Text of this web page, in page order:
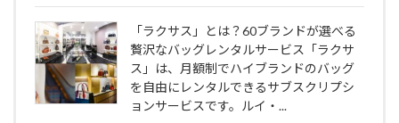
「ラクサス」とは？60ブランドが選べる
贅沢なバッグレンタルサービス「ラクサ
ス」は、月額制でハイブランドのバッグ
を自由にレンタルできるサブスクリプシ
ョンサービスです。ルイ・...